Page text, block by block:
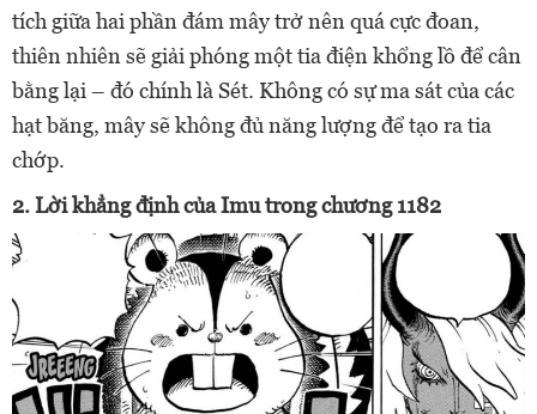
tích giữa hai phần đám mây trở nên quá cực đoan,
thiên nhiên sẽ giải phóng một tia điện khổng lồ để cân
bằng lại – đó chính là Sét. Không có sự ma sát của các
hạt băng, mây sẽ không đủ năng lượng để tạo ra tia
chớp.
2. Lời khẳng định của Imu trong chương 1182